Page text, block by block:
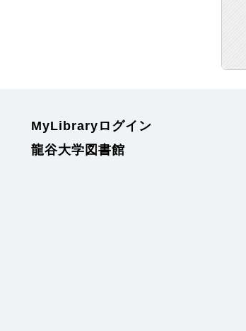
MyLibraryログイン
龍谷大学図書館